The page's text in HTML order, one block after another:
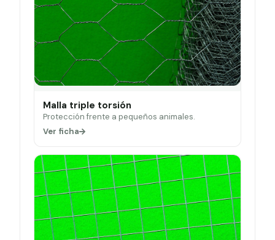
Malla triple torsión
Protección frente a pequeños animales.
Ver ficha